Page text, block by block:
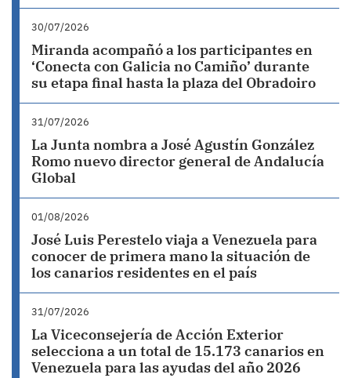
30/07/2026
Miranda acompañó a los participantes en
‘Conecta con Galicia no Camiño’ durante
su etapa final hasta la plaza del Obradoiro
31/07/2026
La Junta nombra a José Agustín González
Romo nuevo director general de Andalucía
Global
01/08/2026
José Luis Perestelo viaja a Venezuela para
conocer de primera mano la situación de
los canarios residentes en el país
31/07/2026
La Viceconsejería de Acción Exterior
selecciona a un total de 15.173 canarios en
Venezuela para las ayudas del año 2026